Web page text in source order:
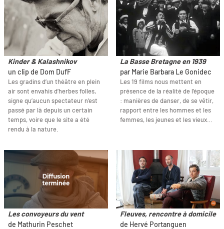
Kinder & Kalashnikov
un clip de Dom DufF
Les gradins d’un théâtre en plein
air sont envahis d’herbes folles,
signe qu’aucun spectateur n’est
passé par là depuis un certain
temps, voire que le site a été
rendu à la nature.
La Basse Bretagne en 1939
par Marie Barbara Le Gonidec
Les 19 films nous mettent en
présence de la réalité de l’époque
: manières de danser, de se vêtir,
rapport entre les hommes et les
femmes, les jeunes et les vieux…
Les convoyeurs du vent
de Mathurin Peschet
Fleuves, rencontre à domicile
de Hervé Portanguen